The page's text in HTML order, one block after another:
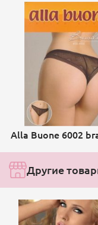
Alla Buone 6002
Другие